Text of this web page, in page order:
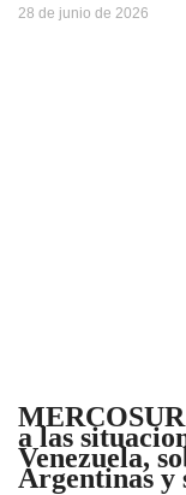
28 de junio de 2026
a las
Venezuela,
Argentinas y